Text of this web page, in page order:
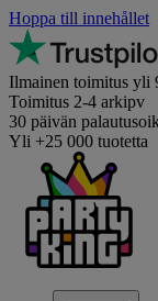
Hoppa till innehållet
Ilmainen toimitus yli
Toimitus 2-4 arkipv
30 päivän
Yli +25 000 tuotetta